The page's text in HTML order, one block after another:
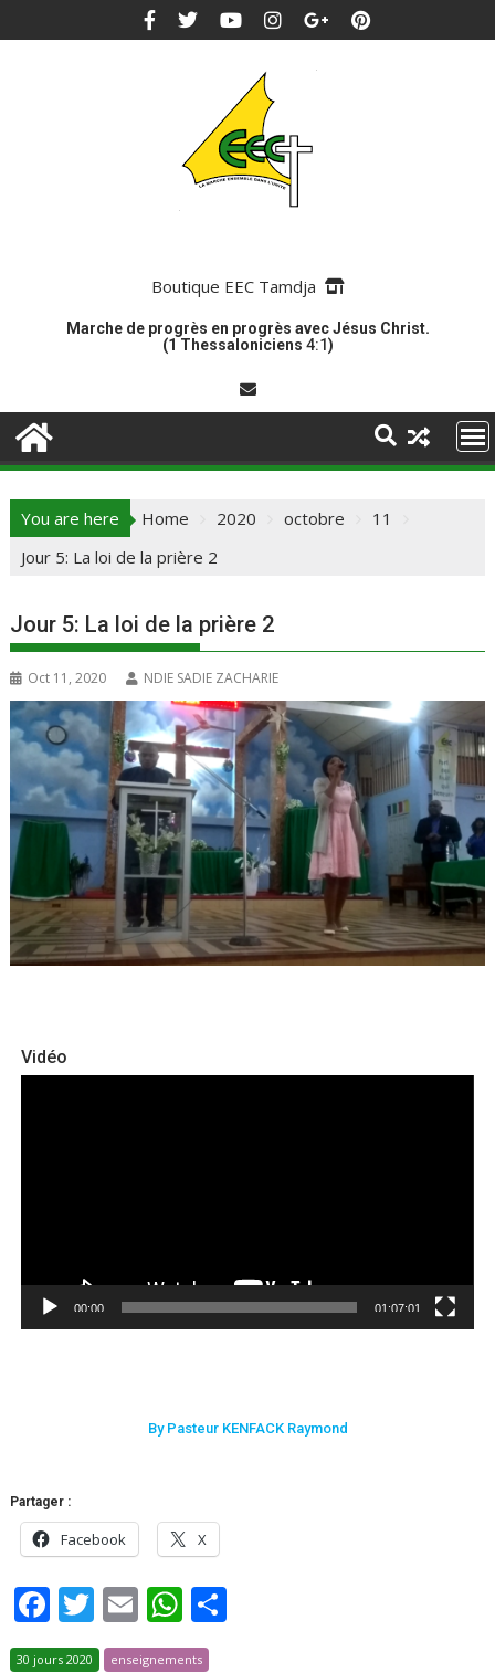
Boutique EEC Tamdja
Marche de progrès en progrès avec Jésus Christ.
(1 Thessaloniciens 4:1)
You are here Home 2020 octobre
11
Jour 5: La loi de la prière 2
Jour 5: La loi de la prière 2
Oct 11, 2020 NDIE SADIE ZACHARIE
Vidéo
00:00 01:07:01
By Pasteur KENFACK Raymond
Partager :
Facebook X
F
ac
T
w
E
m
W
h
30 jours 2020 enseignements